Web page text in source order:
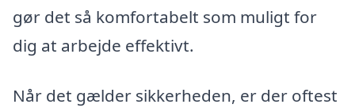
gør det så komfortabelt som muligt for
dig at arbejde effektivt.
Når det gælder sikkerheden, er der oftest